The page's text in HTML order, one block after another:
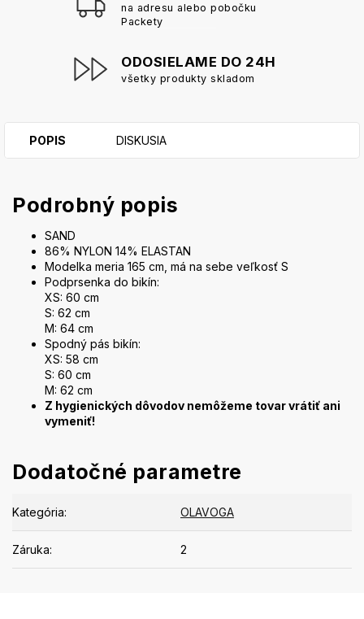
na adresu alebo pobočku
Packety
ODOSIELAME DO 24H
všetky produkty skladom
POPIS DISKUSIA
Podrobný popis
SAND
86% NYLON 14% ELASTAN
Modelka meria 165 cm, má na sebe veľkosť S
Podprsenka do bikín:
XS: 60 cm
S: 62 cm
M: 64 cm
Spodný pás bikín:
XS: 58 cm
S: 60 cm
M: 62 cm
Z hygienických dôvodov nemôžeme tovar vrátiť ani
vymeniť!
Dodatočné parametre
Kategória: OLAVOGA
Záruka: 2